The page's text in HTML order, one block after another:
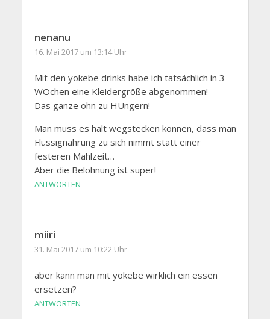
nenanu
16. Mai 2017 um 13:14 Uhr
Mit den yokebe drinks habe ich tatsächlich in 3
WOchen eine Kleidergröße abgenommen!
Das ganze ohn zu HUngern!
Man muss es halt wegstecken können, dass man
Flüssignahrung zu sich nimmt statt einer
festeren Mahlzeit…
Aber die Belohnung ist super!
ANTWORTEN
miiri
31. Mai 2017 um 10:22 Uhr
aber kann man mit yokebe wirklich ein essen
ersetzen?
ANTWORTEN